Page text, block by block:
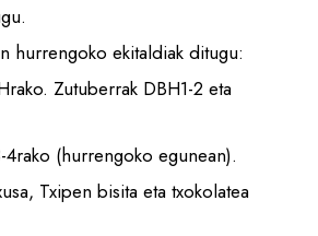
hurrengoko ekitaldiak ditugu:
Zutuberrak DBH1-2 eta
(hurrengoko egunean).
Txipen bisita eta txokolatea